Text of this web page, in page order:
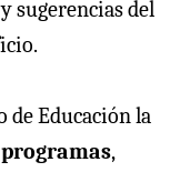
sugerencias del
de Educación la
,